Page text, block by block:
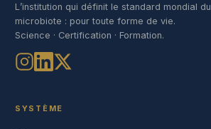
L’institution qui définit le standard mondial du
microbiote : pour toute forme de vie.
Science · Certification · Formation.
SYSTÈME